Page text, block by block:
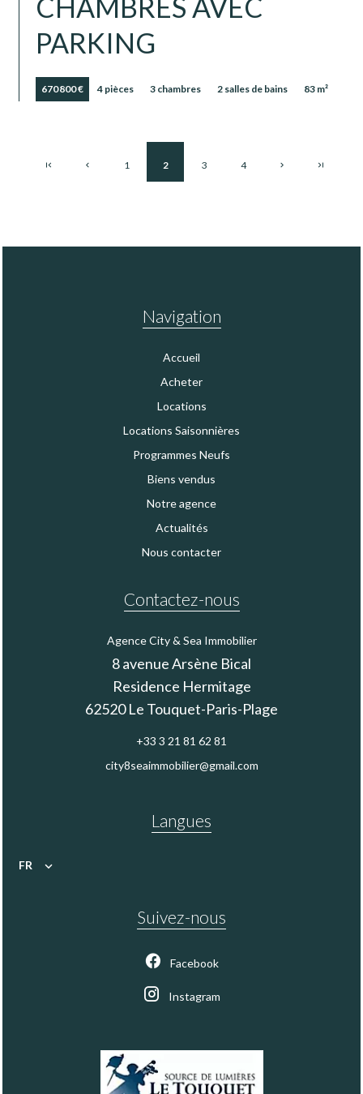
CHAMBRES AVEC
PARKING
670 800 € 4 pièces 3 chambres 2 salles de bains 83 m²
1 2 3 4
Navigation
Accueil
Acheter
Locations
Locations Saisonnières
Programmes Neufs
Biens vendus
Notre agence
Actualités
Nous contacter
Contactez-nous
Agence City & Sea Immobilier
8 avenue Arsène Bical
Residence Hermitage
62520Le Touquet-Paris-Plage
+33 3 21 81 62 81
city8seaimmobilier@gmail.com
Langues
FR
Suivez-nous
Facebook
Instagram